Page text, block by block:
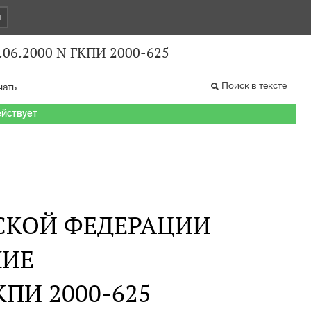
N ГКПИ 2000-625
Поиск в тексте
ФЕДЕРАЦИИ
2000-625